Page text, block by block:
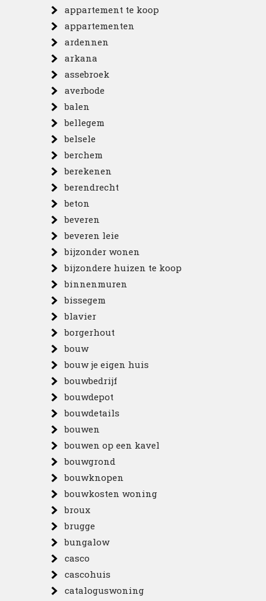
appartement te koop
appartementen
ardennen
arkana
assebroek
averbode
balen
bellegem
belsele
berchem
berekenen
berendrecht
beton
beveren
beveren leie
bijzonder wonen
bijzondere huizen te koop
binnenmuren
bissegem
blavier
borgerhout
bouw
bouw je eigen huis
bouwbedrijf
bouwdepot
bouwdetails
bouwen
bouwen op een kavel
bouwgrond
bouwknopen
bouwkosten woning
broux
brugge
bungalow
casco
cascohuis
cataloguswoning